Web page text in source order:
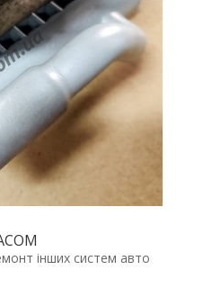
інших систем авто